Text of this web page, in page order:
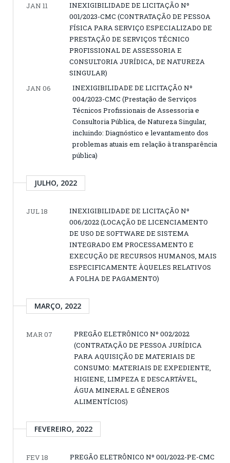
JAN 11
INEXIGIBILIDADE DE LICITAÇÃO Nº
001/2023-CMC (CONTRATAÇÃO DE PESSOA
FÍSICA PARA SERVIÇO ESPECIALIZADO DE
PRESTAÇÃO DE SERVIÇOS TÉCNICO
PROFISSIONAL DE ASSESSORIA E
CONSULTORIA JURÍDICA, DE NATUREZA
SINGULAR)
JAN 06
INEXIGIBILIDADE DE LICITAÇÃO Nº
004/2023-CMC (Prestação de Serviços
Técnicos Profissionais de Assessoria e
Consultoria Pública, de Natureza Singular,
incluindo: Diagnóstico e levantamento dos
problemas atuais em relação à transparência
pública)
JULHO, 2022
JUL 18
INEXIGIBILIDADE DE LICITAÇÃO Nº
006/2022 (LOCAÇÃO DE LICENCIAMENTO
DE USO DE SOFTWARE DE SISTEMA
INTEGRADO EM PROCESSAMENTO E
EXECUÇÃO DE RECURSOS HUMANOS, MAIS
ESPECIFICAMENTE ÀQUELES RELATIVOS
A FOLHA DE PAGAMENTO)
MARÇO, 2022
MAR 07
PREGÃO ELETRÔNICO Nº 002/2022
(CONTRATAÇÃO DE PESSOA JURÍDICA
PARA AQUISIÇÃO DE MATERIAIS DE
CONSUMO: MATERIAIS DE EXPEDIENTE,
HIGIENE, LIMPEZA E DESCARTÁVEL,
ÁGUA MINERAL E GÊNEROS
ALIMENTÍCIOS)
FEVEREIRO, 2022
FEV 18
PREGÃO ELETRÔNICO Nº 001/2022-PE-CMC